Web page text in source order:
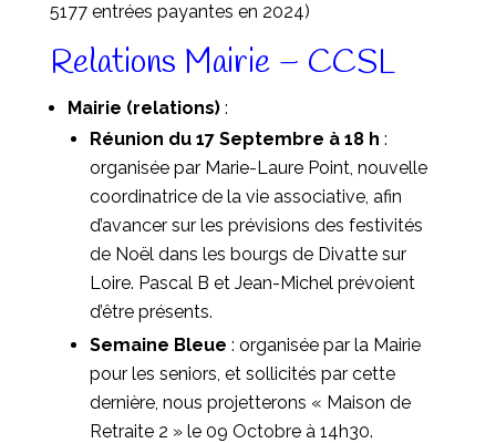
5177 entrées payantes en 2024)
Relations Mairie – CCSL
Mairie (relations) :
Réunion du 17 Septembre à 18 h :
organisée par Marie-Laure Point, nouvelle
coordinatrice de la vie associative, afin
d’avancer sur les prévisions des festivités
de Noël dans les bourgs de Divatte sur
Loire. Pascal B et Jean-Michel prévoient
d’être présents.
Semaine Bleue : organisée par la Mairie
pour les seniors, et sollicités par cette
dernière, nous projetterons « Maison de
Retraite 2 » le 09 Octobre à 14h30.